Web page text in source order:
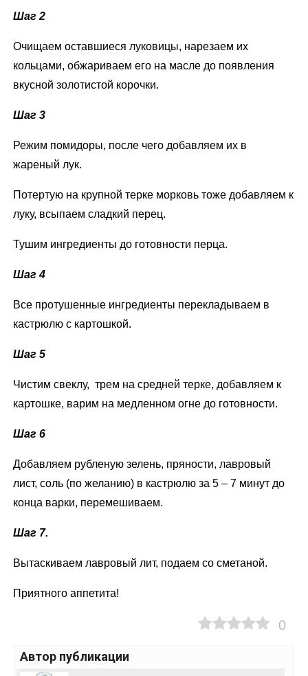
Шаг 2
Очищаем оставшиеся луковицы, нарезаем их
кольцами, обжариваем его на масле до появления
вкусной золотистой корочки.
Шаг 3
Режим помидоры, после чего добавляем их в
жареный лук.
Потертую на крупной терке морковь тоже добавляем к
луку, всыпаем сладкий перец.
Тушим ингредиенты до готовности перца.
Шаг 4
Все протушенные ингредиенты перекладываем в
кастрюлю с картошкой.
Шаг 5
Чистим свеклу, трем на средней терке, добавляем к
картошке, варим на медленном огне до готовности.
Шаг 6
Добавляем рубленую зелень, пряности, лавровый
лист, соль (по желанию) в кастрюлю за 5 – 7 минут до
конца варки, перемешиваем.
Шаг 7.
Вытаскиваем лавровый лит, подаем со сметаной.
Приятного аппетита!
0
Автор публикации